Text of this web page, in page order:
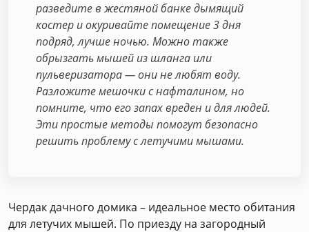
разведите в жестяной банке дымящий
костер и окуривайте помещение 3 дня
подряд, лучше ночью. Можно также
обрызгать мышей из шланга или
пульверизатора — они не любят воду.
Разложите мешочки с нафталином, но
помните, что его запах вреден и для людей.
Эти простые методы помогут безопасно
решить проблему с летучими мышами.
Чердак дачного домика – идеальное место обитания
для летучих мышей. По приезду на загородный